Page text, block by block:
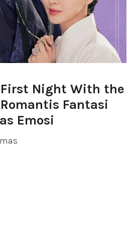
Night With the
Fantasi
Emosi